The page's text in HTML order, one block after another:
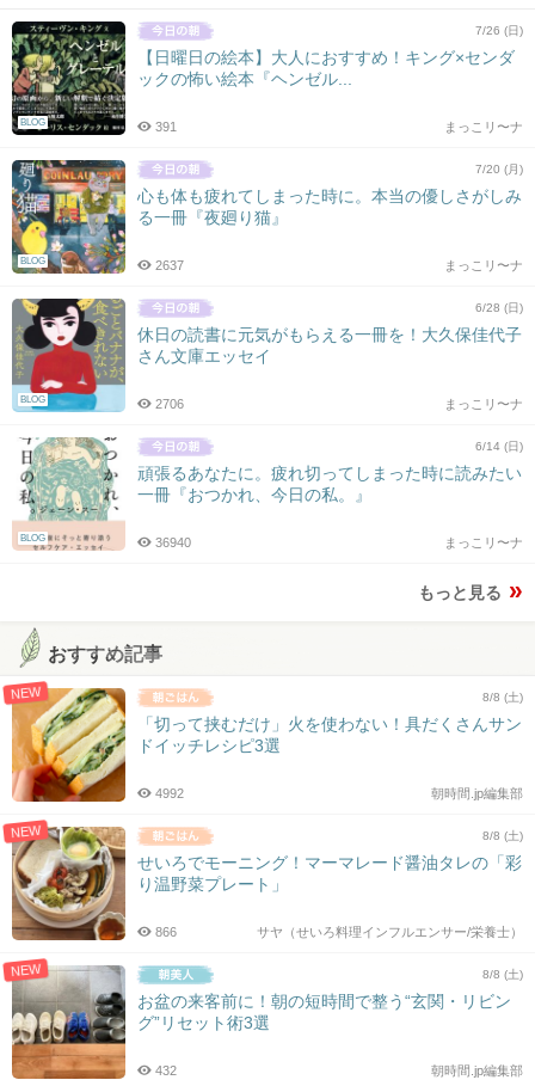
BLOG
7/26 (日)
【日曜日の絵本】大人におすすめ！キング×センダ
ックの怖い絵本『ヘンゼル...
まっこリ〜ナ
391
BLOG
7/20 (月)
心も体も疲れてしまった時に。本当の優しさがしみ
る一冊『夜廻り猫』
まっこリ〜ナ
2637
BLOG
6/28 (日)
休日の読書に元気がもらえる一冊を！大久保佳代子
さん文庫エッセイ
まっこリ〜ナ
2706
BLOG
6/14 (日)
頑張るあなたに。疲れ切ってしまった時に読みたい
一冊『おつかれ、今日の私。』
まっこリ〜ナ
36940
もっと見る
おすすめ記事
NEW 8/8 (土)
「切って挟むだけ」火を使わない！具だくさんサン
ドイッチレシピ3選
朝時間.jp編集部
4992
NEW 8/8 (土)
せいろでモーニング！マーマレード醤油タレの「彩
り温野菜プレート」
サヤ（せいろ料理インフルエンサー/栄養士）
866
NEW 8/8 (土)
お盆の来客前に！朝の短時間で整う“玄関・リビン
グ”リセット術3選
朝時間.jp編集部
432